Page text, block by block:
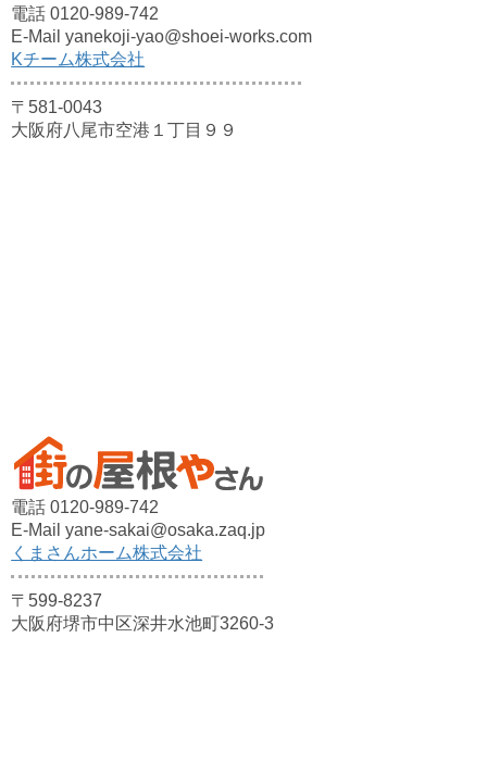
電話 0120-989-742
E-Mail yanekoji-yao@shoei-works.com
Kチーム株式会社
〒581-0043
大阪府八尾市空港１丁目９９
電話 0120-989-742
E-Mail yane-sakai@osaka.zaq.jp
くまさんホーム株式会社
〒599-8237
大阪府堺市中区深井水池町3260-3